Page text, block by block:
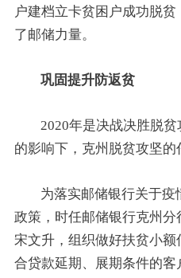
户建档立卡贫困户成功脱
了邮储力量。
巩固提升防返贫
2020年是决战决胜脱
的影响下，克州脱贫攻坚的
为落实邮储银行关于
政策，时任邮储银行克州
宋文升，组织做好扶贫小
合贷款延期、展期条件的客